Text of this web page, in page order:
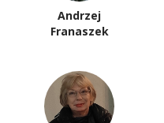
Andrzej
Franaszek